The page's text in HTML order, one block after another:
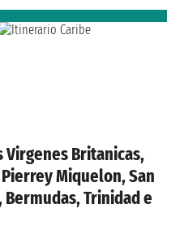
Virgenes Britanicas,
Miquelon, San
Trinidad e